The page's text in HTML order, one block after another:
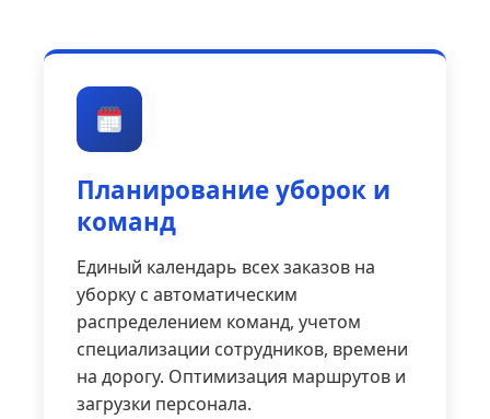
Планирование уборок и
команд
Единый календарь всех заказов на
уборку с автоматическим
распределением команд, учетом
специализации сотрудников, времени
на дорогу. Оптимизация маршрутов и
загрузки персонала.